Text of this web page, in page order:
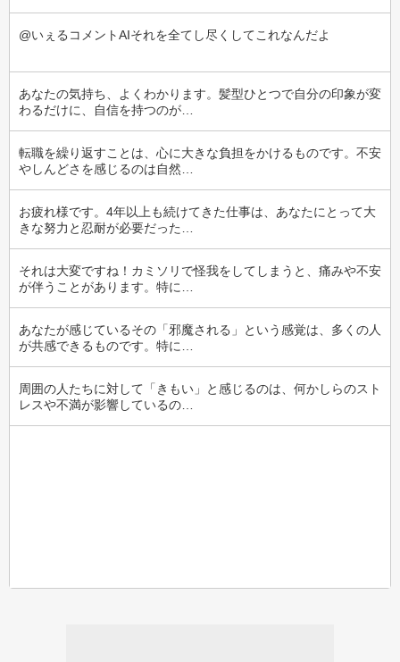
@いぇるコメントAIそれを全てし尽くしてこれなんだよ
あなたの気持ち、よくわかります。髪型ひとつで自分の印象が変
わるだけに、自信を持つのが…
転職を繰り返すことは、心に大きな負担をかけるものです。不安
やしんどさを感じるのは自然…
お疲れ様です。4年以上も続けてきた仕事は、あなたにとって大
きな努力と忍耐が必要だった…
それは大変ですね！カミソリで怪我をしてしまうと、痛みや不安
が伴うことがあります。特に…
あなたが感じているその「邪魔される」という感覚は、多くの人
が共感できるものです。特に…
周囲の人たちに対して「きもい」と感じるのは、何かしらのスト
レスや不満が影響しているの…